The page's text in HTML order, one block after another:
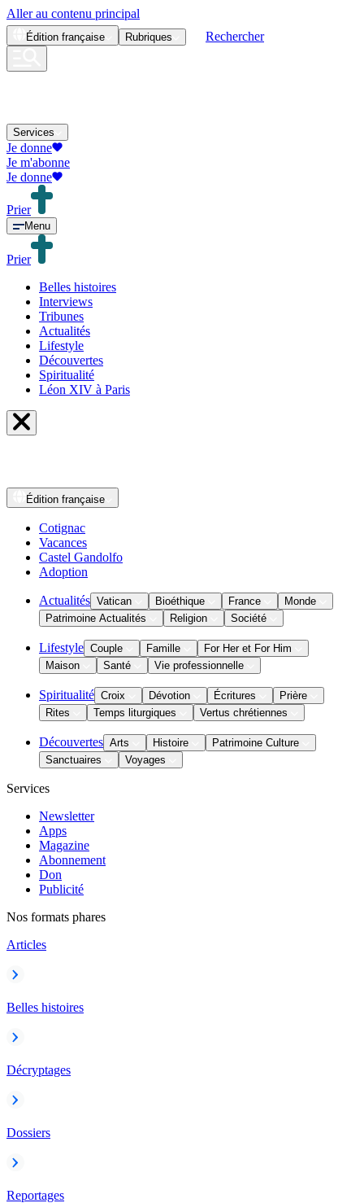
Aller au contenu principal
Édition française Rubriques Rechercher
Services
Je donne
Je m'abonne
Je donne
Prier
Menu
Prier
Belles histoires
Interviews
Tribunes
Actualités
Lifestyle
Découvertes
Spiritualité
Léon XIV à Paris
Édition française
Cotignac
Vacances
Castel Gandolfo
Adoption
Actualités Vatican Bioéthique France
Monde
Patrimoine Actualités
Religion Société
Lifestyle Couple Famille
For Her et For Him
Maison
Santé Vie professionnelle
Spiritualité Croix Dévotion Écritures
Prière
Rites
Temps liturgiques Vertus chrétiennes
Découvertes Arts Histoire
Patrimoine Culture
Sanctuaires
Voyages
Services
Newsletter
Apps
Magazine
Abonnement
Don
Publicité
Nos formats phares
Articles
Belles histoires
Décryptages
Dossiers
Reportages